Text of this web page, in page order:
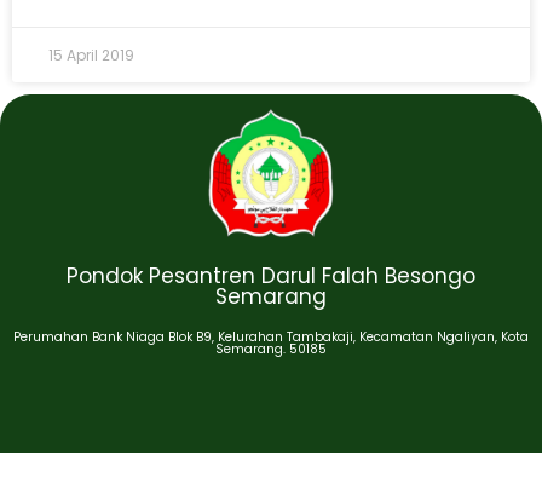
15 April 2019
Pondok Pesantren Darul Falah Besongo
Semarang
Perumahan Bank Niaga Blok B9, Kelurahan Tambakaji, Kecamatan Ngaliyan, Kota
Semarang. 50185